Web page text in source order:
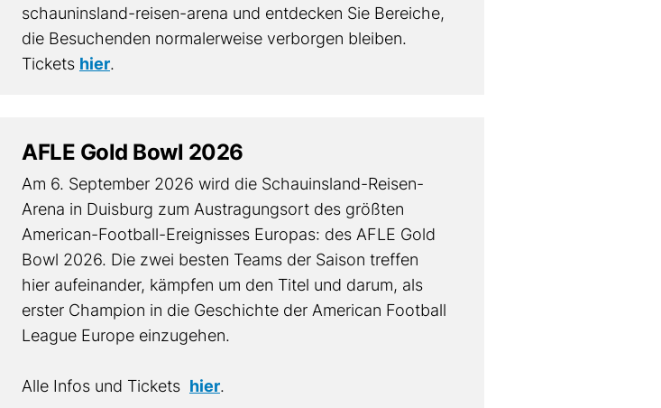
schauninsland-reisen-arena und entdecken Sie Bereiche,
die Besuchenden normalerweise verborgen bleiben.
Tickets hier.
AFLE Gold Bowl 2026
Am 6. September 2026 wird die Schauinsland-Reisen-
Arena in Duisburg zum Austragungsort des größten
American-Football-Ereignisses Europas: des AFLE Gold
Bowl 2026. Die zwei besten Teams der Saison treffen
hier aufeinander, kämpfen um den Titel und darum, als
erster Champion in die Geschichte der American Football
League Europe einzugehen.
Alle Infos und Tickets hier.